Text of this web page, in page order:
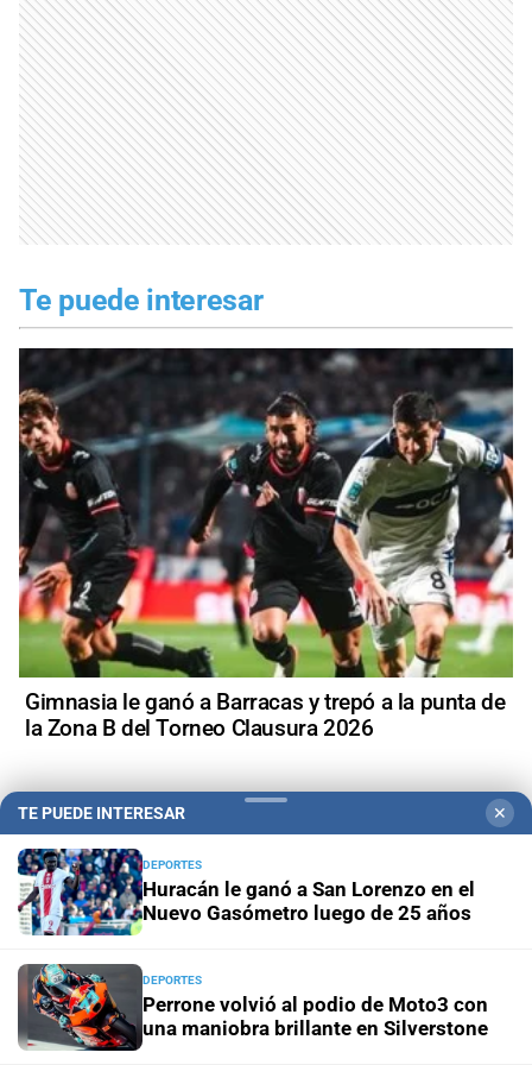
Te puede interesar
Gimnasia le ganó a Barracas y trepó a la punta de
la Zona B del Torneo Clausura 2026
TE PUEDE INTERESAR ✕
DEPORTES
Huracán le ganó a San Lorenzo en el
Nuevo Gasómetro luego de 25 años
DEPORTES
Perrone volvió al podio de Moto3 con
una maniobra brillante en Silverstone